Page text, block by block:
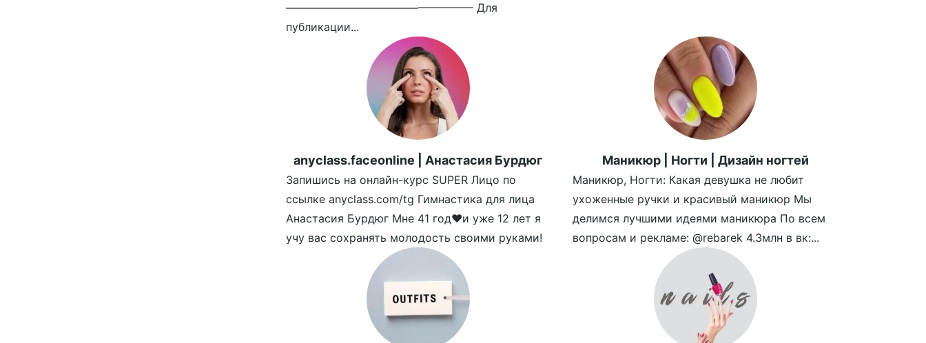
————————————————— Для
публикации...
anyclass.faceonline | Анастасия Бурдюг
Запишись на онлайн-курс SUPER Лицо по
ссылке anyclass.com/tg Гимнастика для лица
Анастасия Бурдюг Мне 41 год❤️и уже 12 лет я
учу вас сохранять молодость своими руками!
Маникюр | Ногти | Дизайн ногтей
Маникюр, Ногти: Какая девушка не любит
ухоженные ручки и красивый маникюр Мы
делимся лучшими идеями маникюра По всем
вопросам и рекламе: @rebarek 4.3млн в вк:...